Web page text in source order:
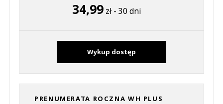
34,99 zł - 30 dni
Wykup dostęp
PRENUMERATA ROCZNA WH PLUS